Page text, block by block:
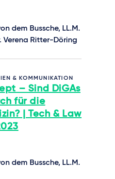
dem Bussche, LL.M.
Verena Ritter-Döring
& KOMMUNIKATION
– Sind DiGAs
für die
| Tech & Law
dem Bussche, LL.M.